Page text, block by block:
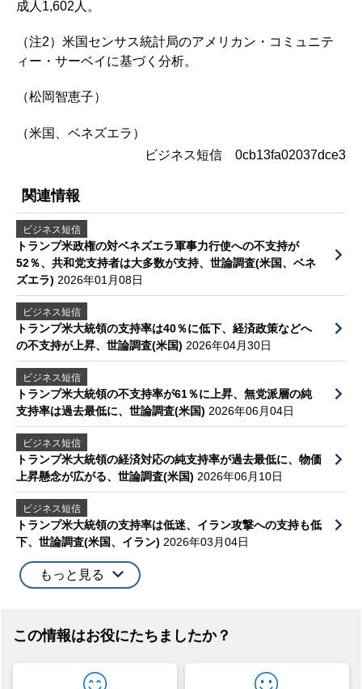
成人1,602人。
（注2）米国センサス統計局のアメリカン・コミュニテ
ィー・サーベイに基づく分析。
（松岡智恵子）
（米国、ベネズエラ）
ビジネス短信 0cb13fa02037dce3
関連情報
ビジネス短信
トランプ米政権の対ベネズエラ軍事力行使への不支持が
52％、共和党支持者は大多数が支持、世論調査(米国、ベネ
ズエラ) 2026年01月08日
ビジネス短信
トランプ米大統領の支持率は40％に低下、経済政策などへ
の不支持が上昇、世論調査(米国) 2026年04月30日
ビジネス短信
トランプ米大統領の不支持率が61％に上昇、無党派層の純
支持率は過去最低に、世論調査(米国) 2026年06月04日
ビジネス短信
トランプ米大統領の経済対応の純支持率が過去最低に、物価
上昇懸念が広がる、世論調査(米国) 2026年06月10日
ビジネス短信
トランプ米大統領の支持率は低迷、イラン攻撃への支持も低
下、世論調査(米国、イラン) 2026年03月04日
もっと見る
この情報はお役にたちましたか？